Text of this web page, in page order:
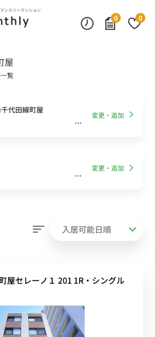
ンスリーマンション
0
0
屋
覧
代田線町屋
変更・追加
変更・追加
屋セレーノ１ 201 1R・シングル